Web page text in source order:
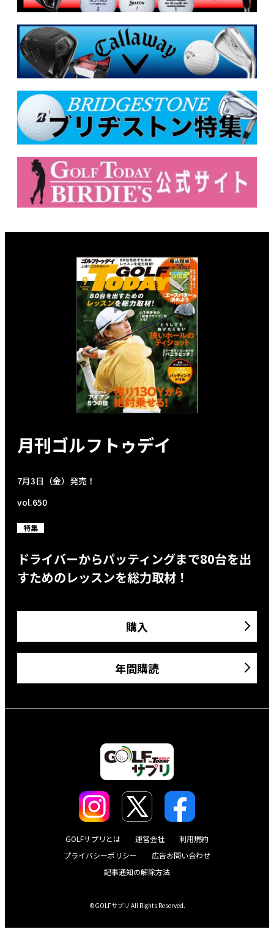
月刊ゴルフトゥデイ
7月3日（金）発売！
vol.650
特集
ドライバーからパッティングまで80台を出
すためのレッスンを総力取材！
購入
年間購読
GOLFサプリとは 運営会社
利用規約
プライバシーポリシー
広告お問い合わせ
記事通知の解除方法
©GOLFサプリ All Rights Reserved.